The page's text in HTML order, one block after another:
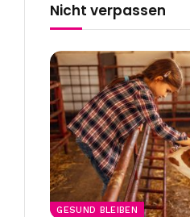
Nicht verpassen
GESUND BLEIBEN